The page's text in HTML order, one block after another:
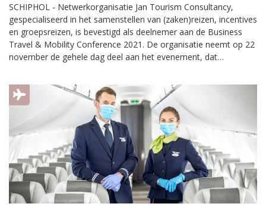
SCHIPHOL - Netwerkorganisatie Jan Tourism Consultancy,
gespecialiseerd in het samenstellen van (zaken)reizen, incentives
en groepsreizen, is bevestigd als deelnemer aan de Business
Travel & Mobility Conference 2021. De organisatie neemt op 22
november de gehele dag deel aan het evenement, dat